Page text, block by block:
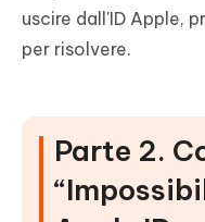
uscire dall'ID Apple,
per risolvere.
Parte 2.